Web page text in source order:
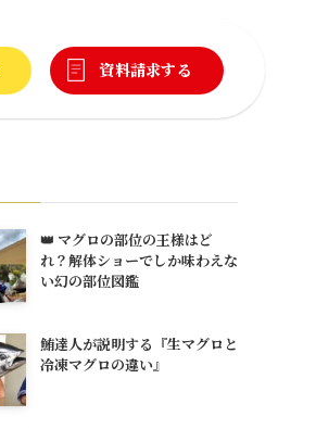
資料請求する
👑 マグロの部位の王様はど
れ？解体ショーでしか味わえな
い幻の部位図鑑
鮪達人が説明する『生マグロと
冷凍マグロの違い』